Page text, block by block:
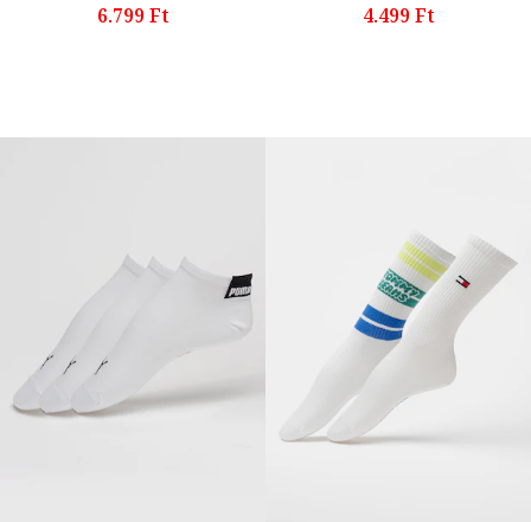
6.799 Ft 4.499 Ft